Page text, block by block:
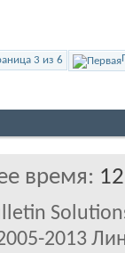
3 из 6
время:
2013